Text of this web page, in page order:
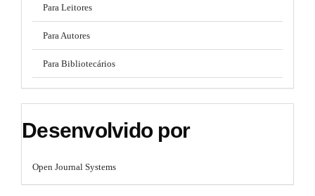
Para Leitores
Para Autores
Para Bibliotecários
Desenvolvido por
Open Journal Systems